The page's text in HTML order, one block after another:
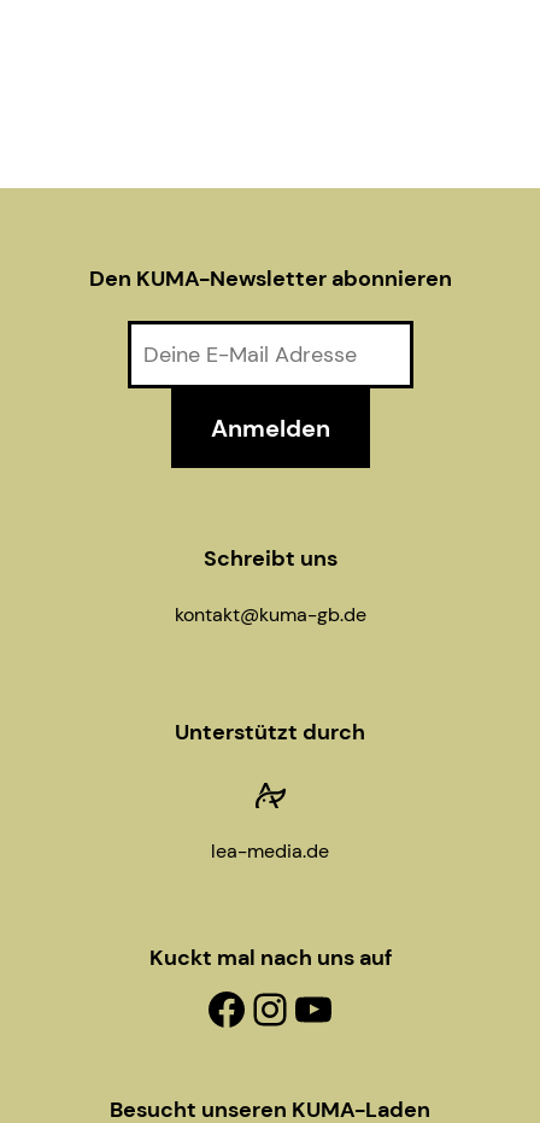
Den KUMA-Newsletter abonnieren
Schreibt uns
kontakt@kuma-gb.de
Unterstützt durch
lea-media.de
Kuckt mal nach uns auf
Facebook-Fanpage
Instagram
YouTube
Besucht unseren KUMA-Laden